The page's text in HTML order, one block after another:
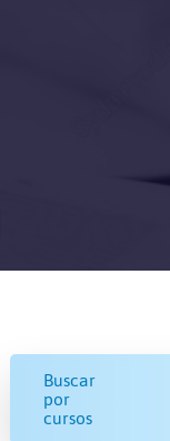
Buscar
por
cursos